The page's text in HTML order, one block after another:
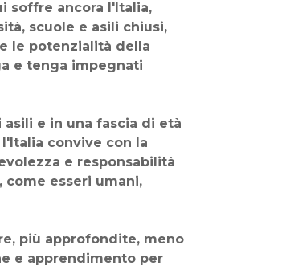
scuole e asili chiusi,
le potenzialità della
e tenga impegnati
e in una fascia di età
convive con la
e responsabilità
esseri umani,
più approfondite, meno
e apprendimento per